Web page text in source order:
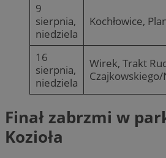
9
sierpnia,
niedziela
Kochłowice,
16
sierpnia,
niedziela
Wirek, Trakt
Finał zabrzmi w
Kozioła